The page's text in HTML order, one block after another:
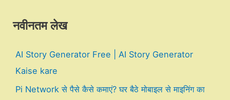
नवीनतम लेख
AI Story Generator Free | AI Story Generator
Kaise kare
Pi Network से पैसे कैसे कमाएं? घर बैठे मोबाइल से माइनिंग का